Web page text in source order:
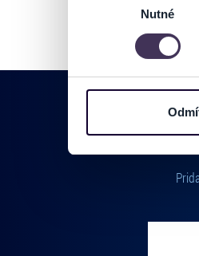
Zjistěte více o
můžete kdykoliv
informace o vašem
osobní údaje.
můžete kdykoliv
Nutné